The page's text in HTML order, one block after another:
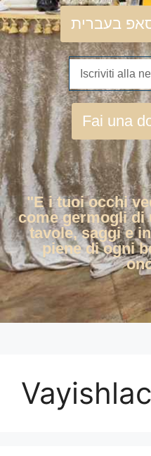
בעברית
Fai una
"E i tuoi occhi
come germogli di
tavole, saggi e
piene di ogni